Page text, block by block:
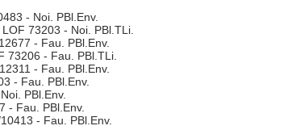
- Noi. PBl.Env.
73203 - Noi. PBl.TLi.
- Fau. PBl.Env.
73206 - Fau. PBl.TLi.
- Fau. PBl.Env.
- Fau. PBl.Env.
PBl.Env.
- Fau. PBl.Env.
- Fau. PBl.Env.